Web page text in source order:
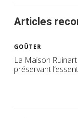
Articles
GOÛTER
La Maison
préservant